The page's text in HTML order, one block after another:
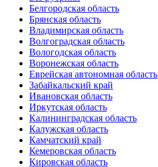
Белгородская область
Брянская область
Владимирская область
Волгоградская область
Вологодская область
Воронежская область
Еврейская автономная область
Забайкальский край
Ивановская область
Иркутская область
Калининградская область
Калужская область
Камчатский край
Кемеровская область
Кировская область